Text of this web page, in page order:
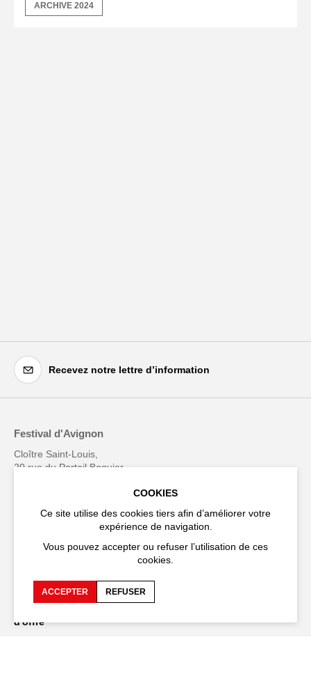
ARCHIVE 2024
Recevez notre lettre d’information
Festival d'Avignon
Cloître Saint-Louis,
20 rue du Portail Boquier,
+33 (0)4 90 27 66 50
Accessibilité
d'offre
COOKIES
Ce site utilise des cookies tiers afin d’améliorer votre
expérience de navigation.
Vous pouvez accepter ou refuser l’utilisation de ces
cookies.
ACCEPTER REFUSER